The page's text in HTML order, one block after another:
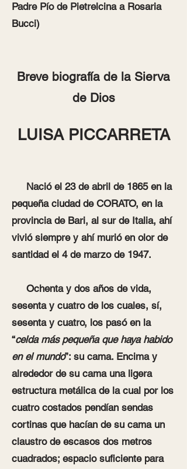
Padre Pío de Pietrelcina a Rosaria
Bucci)
Breve biografía de la Sierva
de Dios
LUISA PICCARRETA
Nació el 23 de abril de 1865 en la
pequeña ciudad de CORATO, en la
provincia de Bari, al sur de Italia, ahí
vivió siempre y ahí murió en olor de
santidad el 4 de marzo de 1947.
Ochenta y dos años de vida,
sesenta y cuatro de los cuales, sí,
sesenta y cuatro, los pasó en la
“celda más pequeña que haya habido
en el mundo”: su cama. Encima y
alrededor de su cama una ligera
estructura metálica de la cual por los
cuatro costados pendían sendas
cortinas que hacían de su cama un
claustro de escasos dos metros
cuadrados; espacio suficiente para